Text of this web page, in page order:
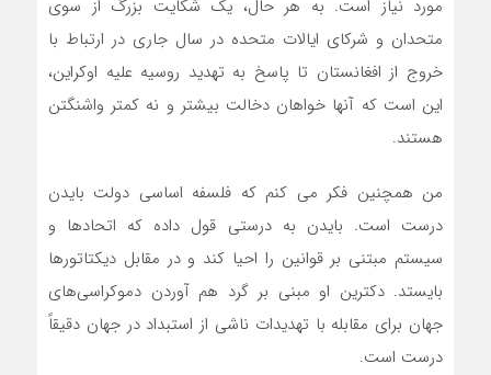
مورد نیاز است. به هر حال، یک شکایت بزرگ از سوی
متحدان و شرکای ایالات متحده در سال جاری در ارتباط با
خروج از افغانستان تا پاسخ به تهدید روسیه علیه اوکراین،
این است که آنها خواهان دخالت بیشتر و نه کمتر واشنگتن
هستند.
من همچنین فکر می کنم که فلسفه اساسی دولت بایدن
درست است. بایدن به درستی قول داده که اتحادها و
سیستم مبتنی بر قوانین را احیا کند و در مقابل دیکتاتورها
بایستد. دکترین او مبنی بر گرد هم آوردن دموکراسی‌های
جهان برای مقابله با تهدیدات ناشی از استبداد در جهان دقیقاً
درست است.